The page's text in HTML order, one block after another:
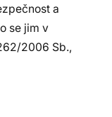
a
se jim v
2006 Sb.,